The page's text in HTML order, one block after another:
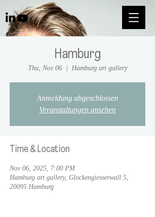
Hamburg
Thu, Nov 06
  |
Hamburg art gallery
Anmeldung abgeschlossen
Veranstaltungen ansehen
Time & Location
Nov 06, 2025, 7:00 PM
Hamburg art gallery, Glockengiesserwall 5,
20095 Hamburg